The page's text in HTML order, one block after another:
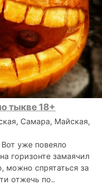
тыкве 18+
Самара, Майская,
уже повеяло
горизонте замаячил
можно спрятаться за
отжечь по..